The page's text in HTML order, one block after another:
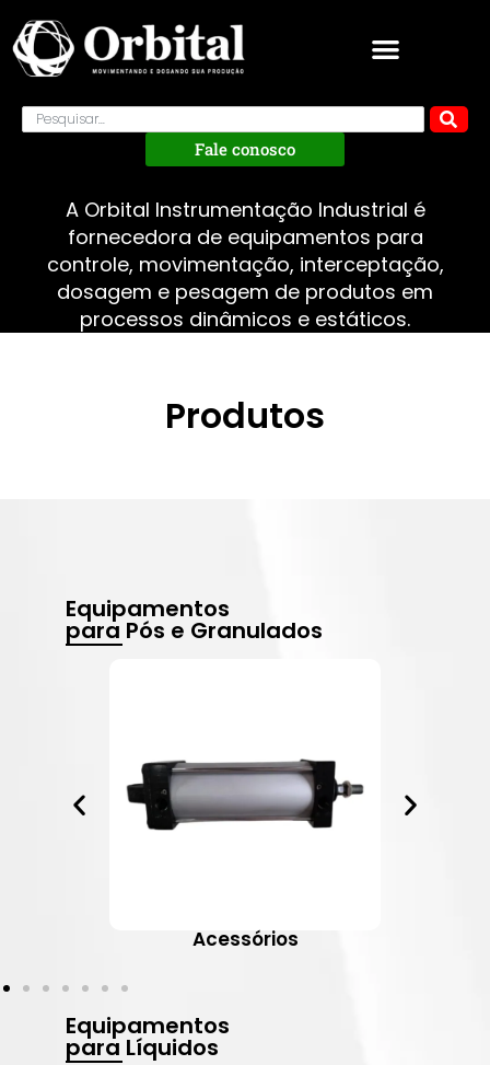
Fale conosco
A Orbital Instrumentação Industrial é
fornecedora de equipamentos para
controle, movimentação, interceptação,
dosagem e pesagem de produtos em
processos dinâmicos e estáticos.
Produtos
Equipamentos
para Pós e Granulados
Acessórios
Equipamentos
para Líquidos